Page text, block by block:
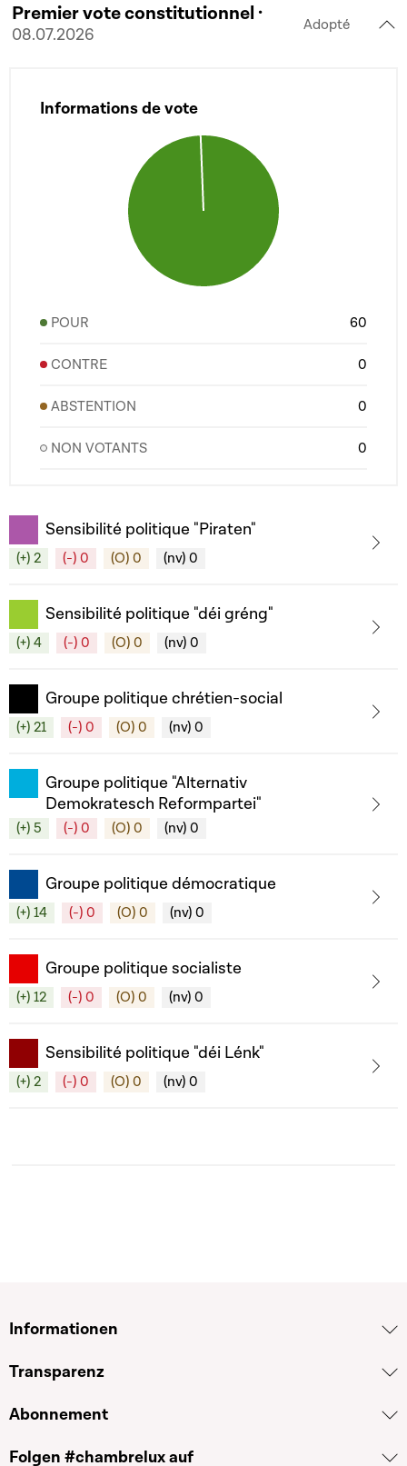
Premier vote constitutionnel ·
08.07.2026
Adopté
Informations de vote
POUR 60
CONTRE 0
ABSTENTION 0
NON VOTANTS 0
Sensibilité politique "Piraten"
(+) 2 (-) 0 (O) 0 (nv) 0
Sensibilité politique "déi gréng"
(+) 4 (-) 0 (O) 0 (nv) 0
Groupe politique chrétien-social
(+) 21 (-) 0 (O) 0 (nv) 0
Groupe politique "Alternativ
Demokratesch Reformpartei"
(+) 5 (-) 0 (O) 0 (nv) 0
Groupe politique démocratique
(+) 14 (-) 0 (O) 0 (nv) 0
Groupe politique socialiste
(+) 12 (-) 0 (O) 0 (nv) 0
Sensibilité politique "déi Lénk"
(+) 2 (-) 0 (O) 0 (nv) 0
Informationen
Transparenz
Abonnement
Folgen #chambrelux auf